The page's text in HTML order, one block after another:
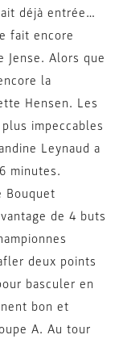
déjà entrée…
fait encore
Jense. Alors que
la
Hensen. Les
impeccables
Leynaud a
minutes.
Bouquet
de 4 buts
deux points
basculer en
bon et
A. Au tour